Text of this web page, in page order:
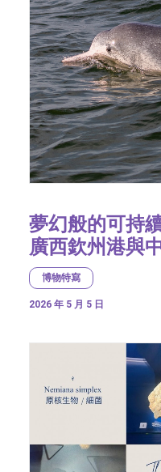
夢幻般的可持
廣西欽州港與
博物特寫
2026 年 5 月 5 日